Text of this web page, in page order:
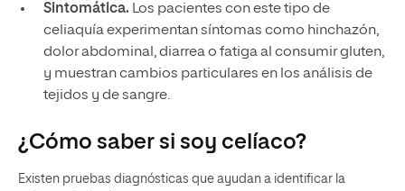
Sintomática. Los pacientes con este tipo de
celiaquía experimentan síntomas como hinchazón,
dolor abdominal, diarrea o fatiga al consumir gluten,
y muestran cambios particulares en los análisis de
tejidos y de sangre.
¿Cómo saber si soy celíaco?
Existen pruebas diagnósticas que ayudan a identificar la